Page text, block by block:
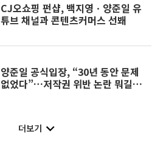
CJ오쇼핑 펀샵, 백지영ㆍ양준일 유
튜브 채널과 콘텐츠커머스 선봬
양준일 공식입장, “30년 동안 문제
없었다”…저작권 위반 논란 뭐길
더보기